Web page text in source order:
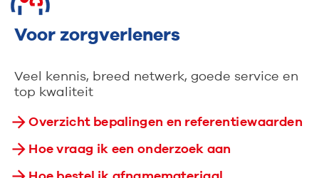
Voor zorgverleners
Veel kennis, breed netwerk, goede service en
top kwaliteit
Overzicht bepalingen en referentiewaarden
Hoe vraag ik een onderzoek aan